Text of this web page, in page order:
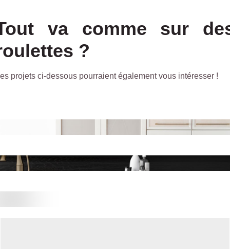
va comme sur
?
projets ci-dessous pourraient également vous intéresser !